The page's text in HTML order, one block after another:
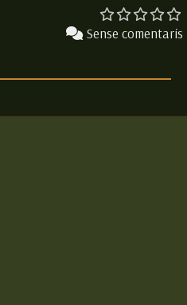
Sense comentaris